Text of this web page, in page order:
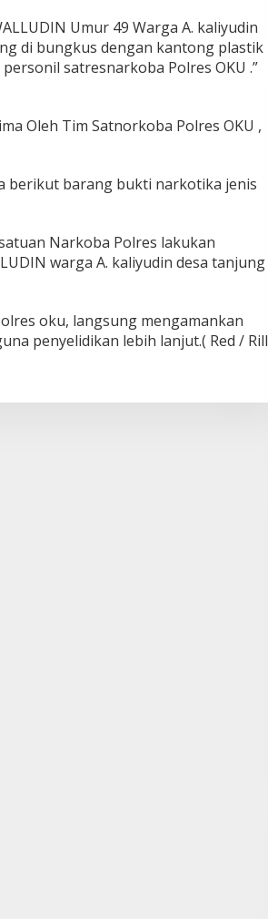
Umur 49 Warga A. kaliyudin
di bungkus dengan kantong plastik
satresnarkoba Polres OKU .”
Oleh Tim Satnorkoba Polres OKU ,
berikut barang bukti narkotika jenis
Narkoba Polres lakukan
warga A. kaliyudin desa tanjung
oku, langsung mengamankan
penyelidikan lebih lanjut.( Red / Rill